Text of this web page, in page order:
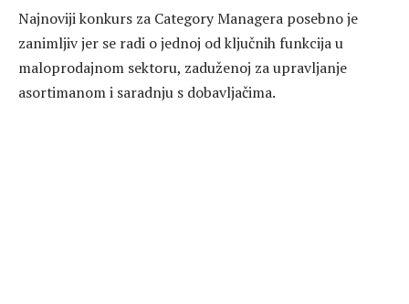
Najnoviji konkurs za Category Managera posebno je
zanimljiv jer se radi o jednoj od ključnih funkcija u
maloprodajnom sektoru, zaduženoj za upravljanje
asortimanom i saradnju s dobavljačima.